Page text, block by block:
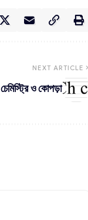
NEXT ARTICLE
চেমিস্ট্রি ও কোপড়া